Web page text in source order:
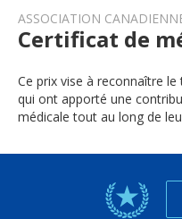
ASSOCIATION
Certificat de
Ce prix vise à reconnaître
qui ont apporté une
médicale tout au long de